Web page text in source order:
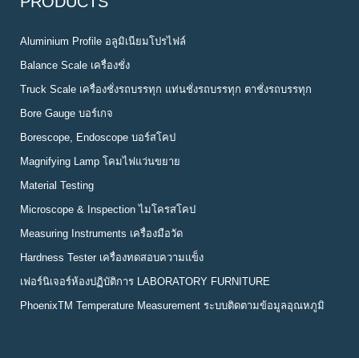
Aluminium Profile อลูมิเนียมโปรไฟล์
Balance Scale เครื่องชั่ง
Truck Scale เครื่องชั่งรถบรรทุก แท่นชั่งรถบรรทุก ตาชั่งรถบรรทุก
Bore Gauge บอร์เกจ
Borescope, Endoscope บอร์สโคป
Magnifying Lamp โคมไฟแว่นขยาย
Material Testing
Microscope & Inspection ไมโครสโคป
Measuring Instruments เครื่องมือวัด
Hardness Tester เครื่องทดสอบความแข็ง
เฟอร์นิเจอร์ห้องปฏิบัติการ LABORATORY FURNITURE
PhoenixTM Temperature Measurement ระบบติดตามข้อมูลอุณหภูมิ